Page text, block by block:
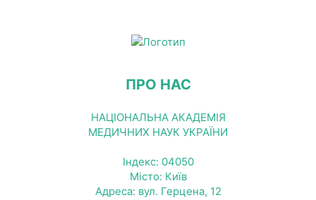
ПРО НАС
НАЦІОНАЛЬНА АКАДЕМІЯ
МЕДИЧНИХ НАУК УКРАЇНИ
Індекс: 04050
Місто: Київ
Адреса: вул. Герцена, 12